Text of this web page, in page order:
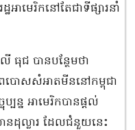
ាមេរិកនៅតែជាទីផ្សារនាំ
ធុជ បានបន្ថែមថា
បោសសំអាតមីននៅកម្ពុជា
ន្ន អាមេរិកបានផ្តល់
ដុល្លារ ដែលជំនួយនេះ